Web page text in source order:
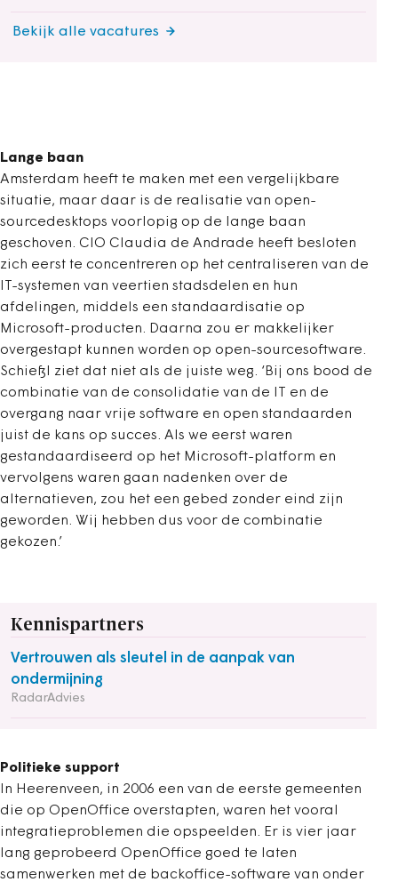
Bekijk alle vacatures
Lange baan
Amsterdam heeft te maken met een vergelijkbare
situatie, maar daar is de realisatie van open-
sourcedesktops voorlopig op de lange baan
geschoven. CIO Claudia de Andrade heeft besloten
zich eerst te concentreren op het centraliseren van de
IT-systemen van veertien stadsdelen en hun
afdelingen, middels een standaardisatie op
Microsoft-producten. Daarna zou er makkelijker
overgestapt kunnen worden op open-sourcesoftware.
Schießl ziet dat niet als de juiste weg. ‘Bij ons bood de
combinatie van de consolidatie van de IT en de
overgang naar vrije software en open standaarden
juist de kans op succes. Als we eerst waren
gestandaardiseerd op het Microsoft-platform en
vervolgens waren gaan nadenken over de
alternatieven, zou het een gebed zonder eind zijn
geworden. Wij hebben dus voor de combinatie
gekozen.’
Kennispartners
Vertrouwen als sleutel in de aanpak van
ondermijning
RadarAdvies
Politieke support
In Heerenveen, in 2006 een van de eerste gemeenten
die op OpenOffice overstapten, waren het vooral
integratieproblemen die opspeelden. Er is vier jaar
lang geprobeerd OpenOffice goed te laten
samenwerken met de backoffice-software van onder